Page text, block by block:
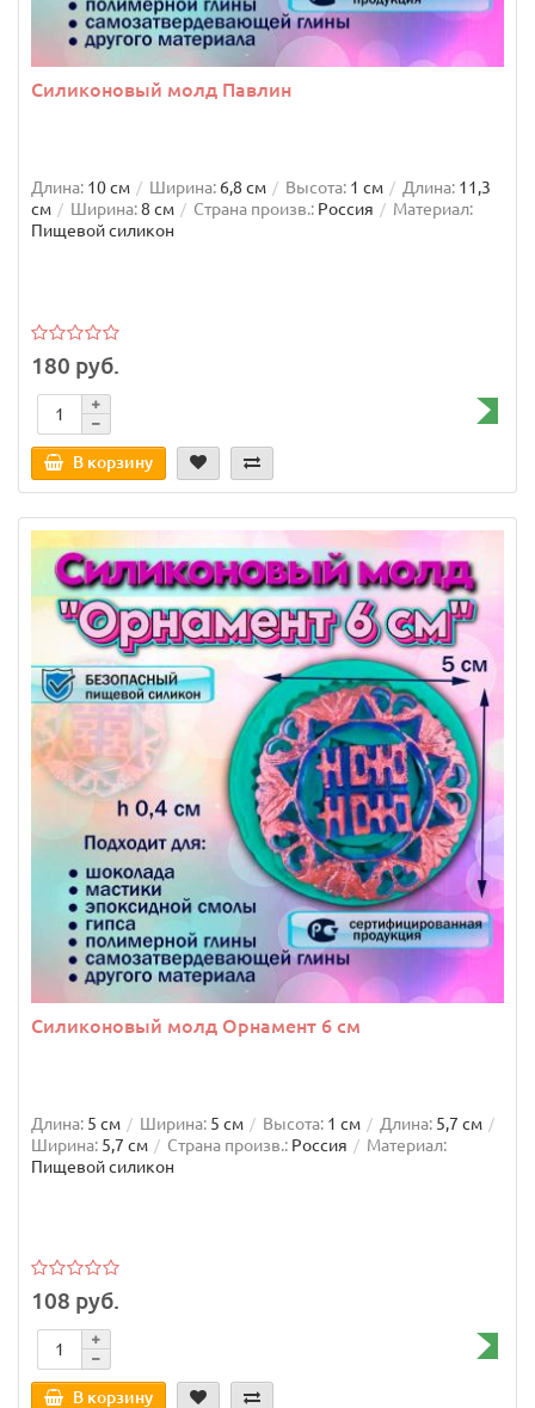
Силиконовый молд Павлин
Длина: 10 см Ширина: 6,8 см Высота: 1 см Длина: 11,3
см
Ширина:8 см Страна произв.: Россия
Материал:
Пищевой силикон
180 руб.
В корзину
Силиконовый молд Орнамент 6 см
Длина: 5 см Ширина: 5 см Высота: 1 см Длина: 5,7 см
Ширина: 5,7 см Страна произв.: Россия
Материал:
Пищевой силикон
108 руб.
В корзину